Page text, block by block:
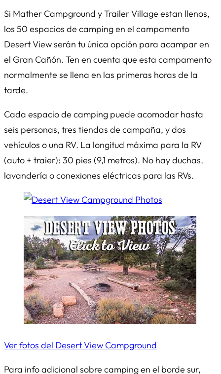
Si Mather Campground y Trailer Village estan llenos,
los 50 espacios de camping en el campamento
Desert View serán tu única opción para acampar en
el Gran Cañón. Ten en cuenta que esta campamento
normalmente se llena en las primeras horas de la
tarde.
Cada espacio de camping puede acomodar hasta
seis personas, tres tiendas de campaña, y dos
vehículos o una RV. La longitud máxima para la RV
(auto + traier): 30 pies (9,1 metros). No hay duchas,
lavandería o conexiones eléctricas para las RVs.
Ver fotos del Desert View Campground
Para info adicional sobre camping en el borde sur,